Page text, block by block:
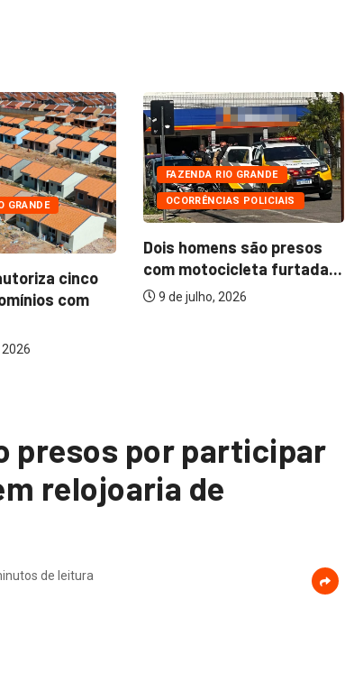
GRANDE
cinco
com
FAZENDA RIO GRANDE
OCORRÊNCIAS POLICIAIS
Dois homens são presos
com motocicleta furtada...
9 de julho, 2026
presos por participar
relojoaria de
de leitura